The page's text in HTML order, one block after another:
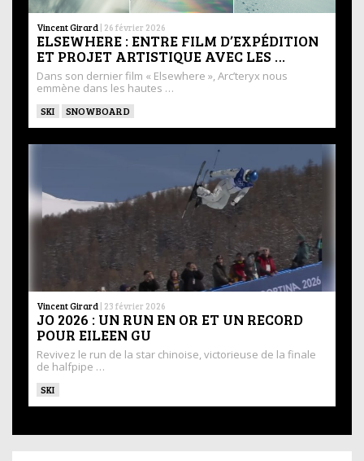
Vincent Girard | 26 février 2026
ELSEWHERE : ENTRE FILM D’EXPÉDITION
ET PROJET ARTISTIQUE AVEC LES …
Dans son dernier film « Elsewhere », Arc’teryx nous
emmène dans les hautes …
SKI SNOWBOARD
Vincent Girard | 23 février 2026
JO 2026 : UN RUN EN OR ET UN RECORD
POUR EILEEN GU
Revivez le run de la star chinoise, victorieuse de la finale
de halfpipe …
SKI